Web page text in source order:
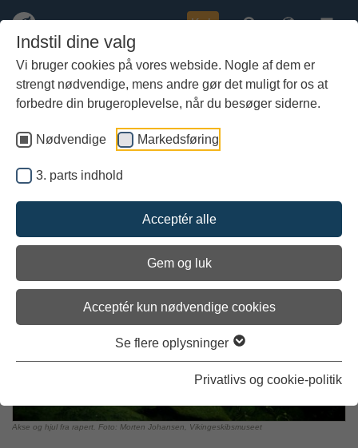
Indstil dine valg
Vi bruger cookies på vores webside. Nogle af dem er
strengt nødvendige, mens andre gør det muligt for os at
forbedre din brugeroplevelse, når du besøger siderne.
Nødvendige Markedsføring
3. parts indhold
Acceptér alle
Gem og luk
Acceptér kun nødvendige cookies
Se flere oplysninger
Privatlivs og cookie-politik
indhold
Køb
7. maj 2012: Mikadospil på
bunden af Femern Bælt
af Jørgen Dencker, projektleder på det danske vrag,
Akse og hjul fra rapert. Foto: Morten Johansen, Vikingeskibsmuseet